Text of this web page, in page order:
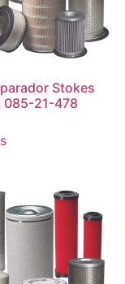
Stokes
085-21-478